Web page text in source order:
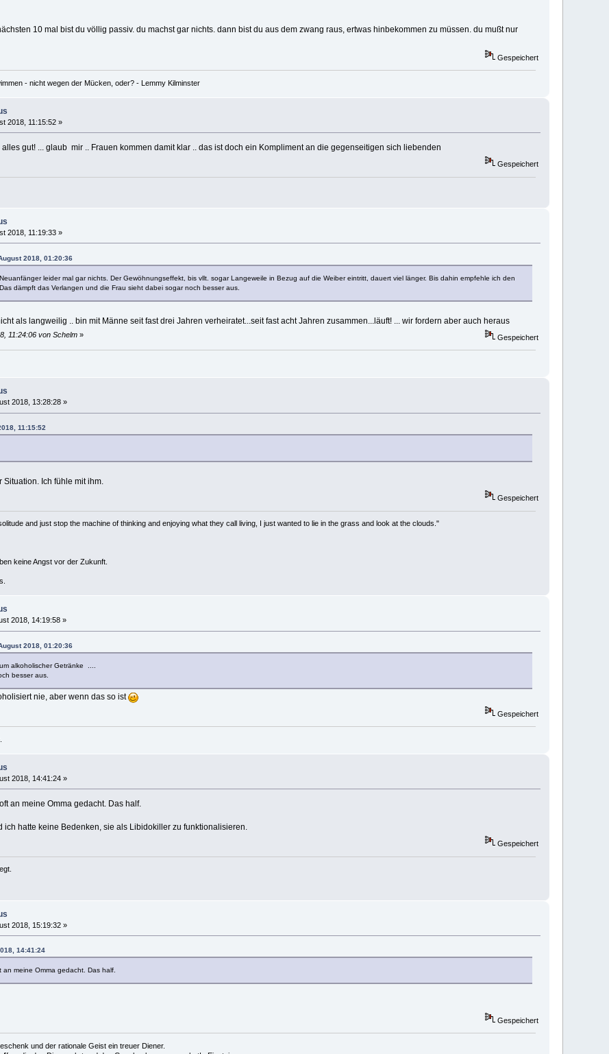
10 mal bist du völlig passiv. du machst gar nichts. dann bist du aus dem zwang raus, ertwas hinbekommen zu müssen. du mußt nur
Gespeichert
- nicht wegen der Mücken, oder? - Lemmy Kilminster
2018, 11:15:52 »
gut! ... glaub mir .. Frauen kommen damit klar .. das ist doch ein Kompliment an die gegenseitigen sich liebenden
Gespeichert
2018, 11:19:33 »
2018, 01:20:36
leider mal gar nichts. Der Gewöhnungseffekt, bis vllt. sogar Langeweile in Bezug auf die Weiber eintritt, dauert viel länger. Bis dahin empfehle ich den
dämpft das Verlangen und die Frau sieht dabei sogar noch besser aus.
als langweilig .. bin mit Männe seit fast drei Jahren verheiratet...seit fast acht Jahren zusammen...läuft! ... wir fordern aber auch heraus
11:24:06 von Schelm» Gespeichert
2018, 13:28:28 »
11:15:52
Situation. Ich fühle mit ihm.
Gespeichert
and just stop the machine of thinking and enjoying what they call living, I just wanted to lie in the grass and look at the clouds."
keine Angst vor der Zukunft.
2018, 14:19:58 »
2018, 01:20:36
alkoholischer Getränke ....
besser aus.
nie, aber wenn das so ist
Gespeichert
2018, 14:41:24 »
an meine Omma gedacht. Das half.
ich hatte keine Bedenken, sie als Libidokiller zu funktionalisieren.
Gespeichert
2018, 15:19:32 »
14:41:24
meine Omma gedacht. Das half.
Gespeichert
und der rationale Geist ein treuer Diener.